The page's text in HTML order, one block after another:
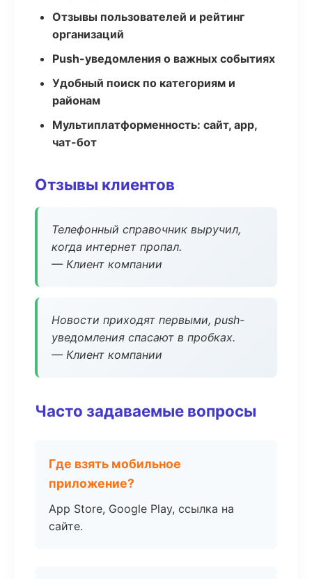
Отзывы пользователей и рейтинг
организаций
Push-уведомления о важных событиях
Удобный поиск по категориям и
районам
Мультиплатформенность: сайт, app,
чат-бот
Отзывы клиентов
Телефонный справочник выручил,
когда интернет пропал.
— Клиент компании
Новости приходят первыми, push-
уведомления спасают в пробках.
— Клиент компании
Часто задаваемые вопросы
Где взять мобильное
приложение?
App Store, Google Play, ссылка на
сайте.